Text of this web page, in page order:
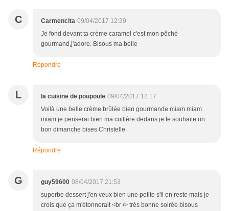
C Carmencita 09/04/2017 12:39
Je fond devant ta crème caramel c'est mon pêché
gourmand,j'adore. Bisous ma belle
Répondre
L la cuisine de poupoule 09/04/2017 12:17
Voilà une belle crème brûlée bien gourmande miam miam
miam je penserai bien ma cuillère dedans je te souhaite un
bon dimanche bises Christelle
Répondre
G guy59600 08/04/2017 21:53
superbe dessert j'en veux bien une petite s'il en reste mais je
crois que ça m'étonnerait <br /> très bonne soirée bisous